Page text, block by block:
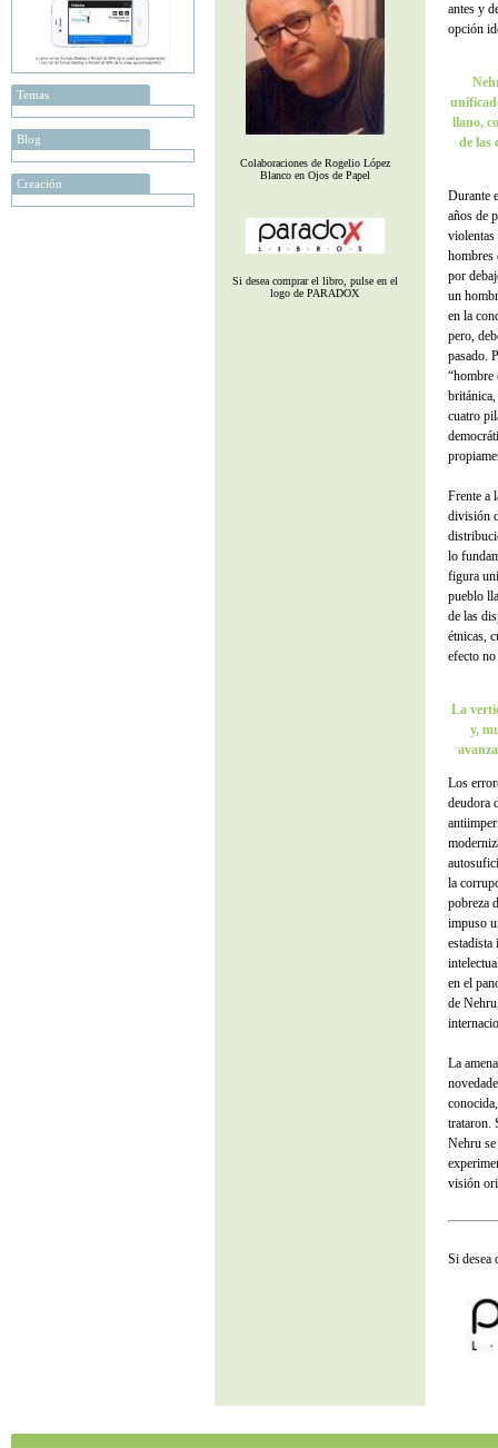
Temas
Blog
Creación
Colaboraciones de Rogelio López
Blanco en Ojos de Papel
Si desea comprar el libro, pulse en el
logo de PARADOX
antes y
opción
llano,
de las
Durante
años de
violentas
hombres
por
un
en la
pero,
pasado.
“hombre
cuatro
Frente a
división
lo
figura
pueblo
de las
étnicas,
efecto
La
y,
Los
deudora
la
pobreza
impuso
en el
de
La
trataron.
Nehru
visión
Si